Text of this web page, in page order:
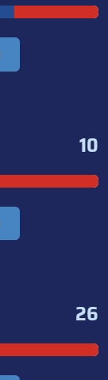
10
26